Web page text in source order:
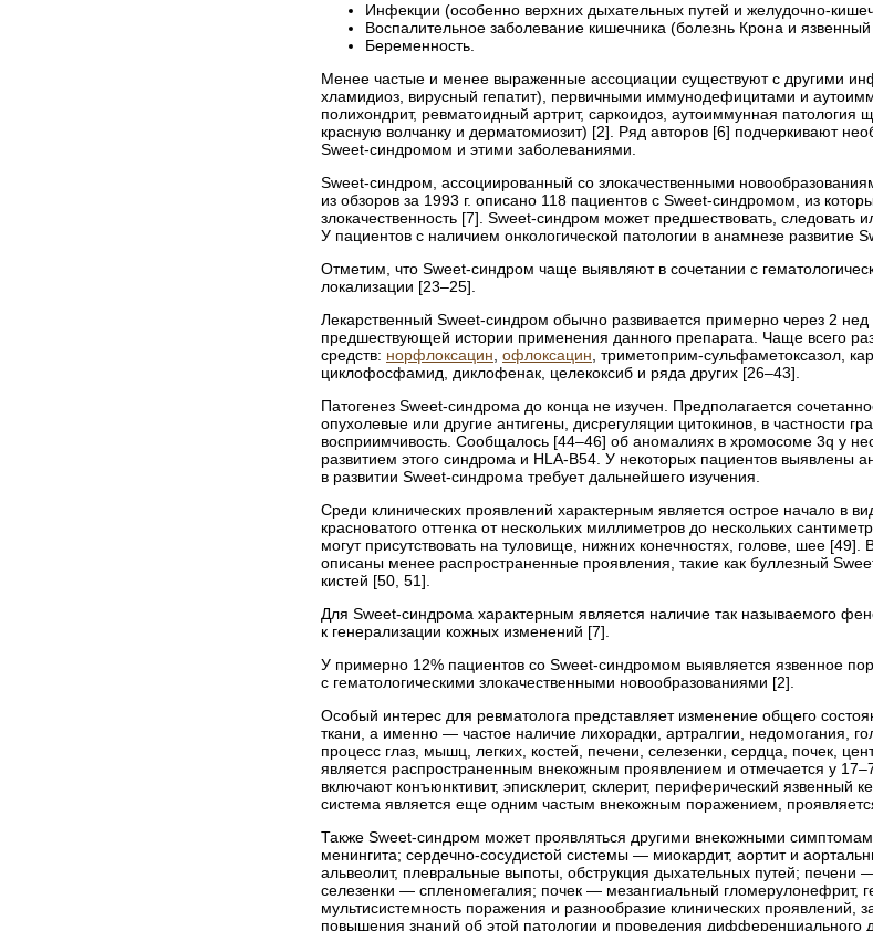
Инфекции (особенно верхних дыхательных путей и желудочно-
Воспалительное заболевание кишечника (болезнь Крона и язвенный
Беременность.
Менее частые и менее выраженные ассоциации существуют с другими
хламидиоз, вирусный гепатит), первичными иммунодефицитами и
полихондрит, ревматоидный артрит, саркоидоз, аутоиммунная
красную волчанку и дерматомиозит) [2]. Ряд авторов [6] подчеркивают
Sweet-синдромом и этими заболеваниями.
Sweet-синдром, ассоциированный со злокачественными
из обзоров за 1993 г. описано 118 пациентов с Sweet-синдромом, из
злокачественность [7]. Sweet-синдром может предшествовать,
У пациентов с наличием онкологической патологии в анамнезе развитие
Отметим, что Sweet-синдром чаще выявляют в сочетании с
локализации [23–25].
Лекарственный Sweet-синдром обычно развивается примерно через 2
предшествующей истории применения данного препарата. Чаще всего
средств: норфлоксацин офлоксацин , триметоприм-сульфаметоксазол,
циклофосфамид, диклофенак, целекоксиб и ряда других [26–43].
Патогенез Sweet-синдрома до конца не изучен. Предполагается
опухолевые или другие антигены, дисрегуляции цитокинов, в частности
восприимчивость. Сообщалось [44–46] об аномалиях в хромосоме 3q у
развитием этого синдрома и HLA-B54. У некоторых пациентов выявлены
в развитии Sweet-синдрома требует дальнейшего изучения.
Среди клинических проявлений характерным является острое начало в
красноватого оттенка от нескольких миллиметров до нескольких
могут присутствовать на туловище, нижних конечностях, голове, шее
описаны менее распространенные проявления, такие как буллезный
кистей [50, 51].
Для Sweet-синдрома характерным является наличие так называемого
к генерализации кожных изменений [7].
У примерно 12% пациентов со Sweet-синдромом выявляется язвенное
с гематологическими злокачественными новообразованиями [2].
Особый интерес для ревматолога представляет изменение общего
ткани, а именно — частое наличие лихорадки, артралгии, недомогания,
процесс глаз, мышц, легких, костей, печени, селезенки, сердца, почек,
является распространенным внекожным проявлением и отмечается у
включают конъюнктивит, эписклерит, склерит, периферический язвенный
система является еще одним частым внекожным поражением,
Также Sweet-синдром может проявляться другими внекожными
менингита; сердечно-сосудистой системы — миокардит, аортит и
альвеолит, плевральные выпоты, обструкция дыхательных путей;
селезенки — спленомегалия; почек — мезангиальный гломерулонефрит,
мультисистемность поражения и разнообразие клинических
повышения знаний об этой патологии и проведения дифференциального